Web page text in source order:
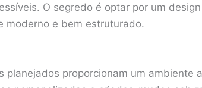
O segredo é optar por um
moderno e bem estruturado.
planejados proporcionam um ambiente